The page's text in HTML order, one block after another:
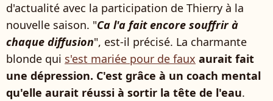
d'actualité avec la participation de Thierry à la
nouvelle saison. "Ca l'a fait encore souffrir à
chaque diffusion", est-il précisé. La charmante
blonde qui s'est mariée pour de faux aurait fait
une dépression. C'est grâce à un coach mental
qu'elle aurait réussi à sortir la tête de l'eau.